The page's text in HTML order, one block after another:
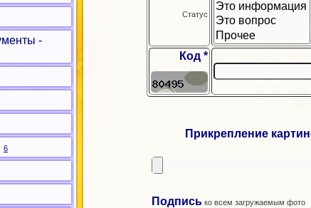
Статус
Код *
Прикрепление
Подпись ко всем загружаемым фото
-
6